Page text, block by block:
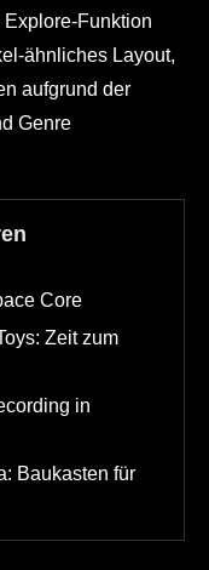
Funktion
ähnliches Layout,
aufgrund der
Genre
Core
Zeit zum
in
Baukasten für